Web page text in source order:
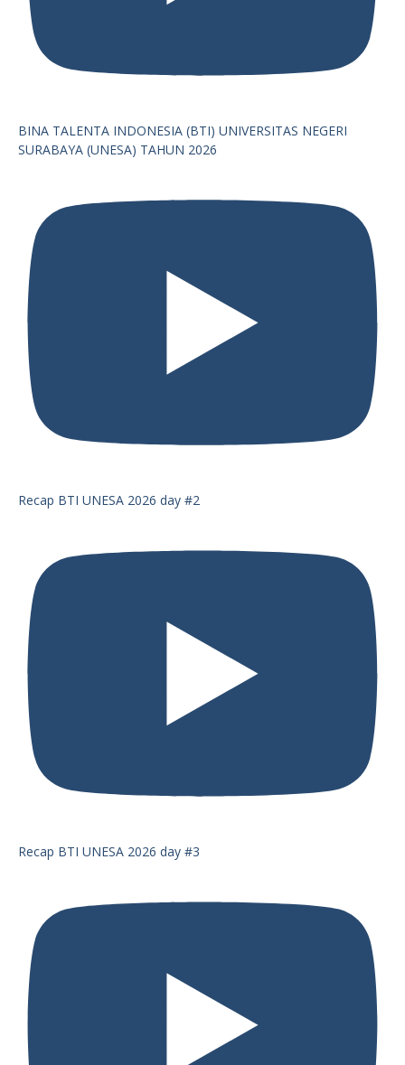
BINA TALENTA INDONESIA (BTI) UNIVERSITAS NEGERI
SURABAYA (UNESA) TAHUN 2026
Recap BTI UNESA 2026 day #2
Recap BTI UNESA 2026 day #3